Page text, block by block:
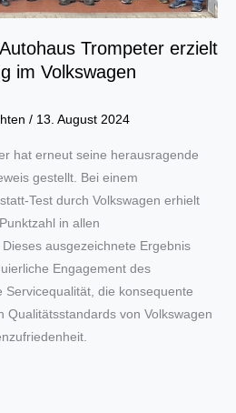
Trompeter erzielt
im Volkswagen
/ 13. August 2024
hat erneut seine herausragende
gestellt. Bei einem
Test durch Volkswagen erhielt
in allen
ausgezeichnete Ergebnis
Engagement des
Servicequalität, die konsequente
Qualitätsstandards von Volkswagen